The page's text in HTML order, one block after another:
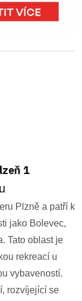
1
Plzně a patří k
jako Bolevec,
Tato oblast je
rekreací u
vybaveností.
rozvíjející se